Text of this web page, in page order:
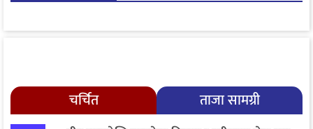
चर्चित ताजा सामग्री